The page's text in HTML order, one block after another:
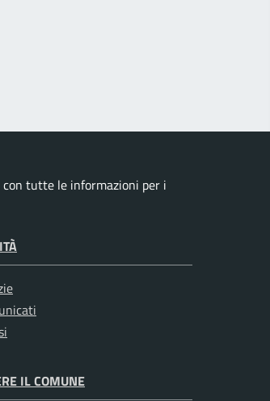
con tutte le informazioni per i
IL COMUNE